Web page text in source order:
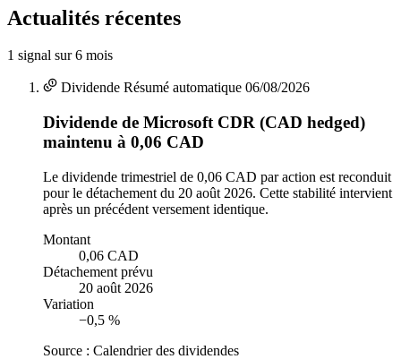
Actualités récentes
1 signal sur 6 mois
Dividende Résumé automatique 06/08/2026
Dividende de Microsoft CDR (CAD hedged)
maintenu à 0,06 CAD
Le dividende trimestriel de 0,06 CAD par action est reconduit
pour le détachement du 20 août 2026. Cette stabilité intervient
après un précédent versement identique.
Montant
0,06 CAD
Détachement prévu
20 août 2026
Variation
−0,5 %
Source : Calendrier des dividendes